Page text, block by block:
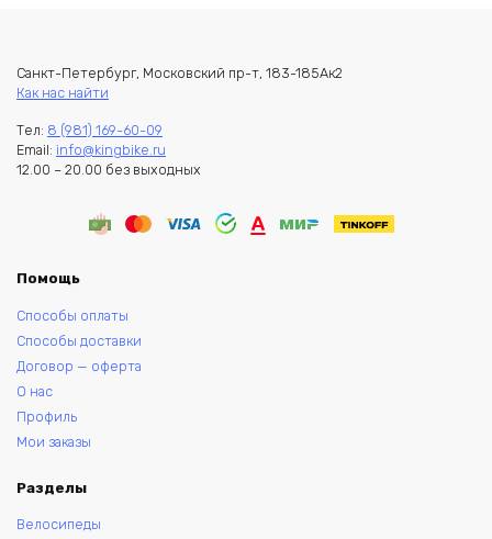
Санкт-Петербург, Московский пр-т, 183-185Ак2
Как нас найти
Тел: 8 (981) 169-60-09
Email: info@kingbike.ru
12.00 – 20.00 без выходных
Помощь
Способы оплаты
Способы доставки
Договор — оферта
О нас
Профиль
Мои заказы
Разделы
Велосипеды